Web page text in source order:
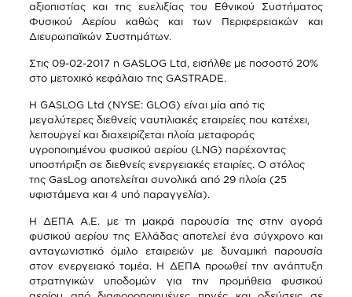
αξιοπιστίας και της ευελιξίας του Εθνικού Συστήματος
Φυσικού Αερίου καθώς και των Περιφερειακών και
Διευρωπαϊκών Συστημάτων.
Στις 09-02-2017 η GASLOG Ltd, εισήλθε με ποσοστό 20%
στο μετοχικό κεφάλαιο της GASTRADE.
Η GASLOG Ltd (NYSE: GLOG) είναι μία από τις
μεγαλύτερες διεθνείς ναυτιλιακές εταιρείες που κατέχει,
λειτουργεί και διαχειρίζεται πλοία μεταφοράς
υγροποιημένου φυσικού αερίου (LNG) παρέχοντας
υποστήριξη σε διεθνείς ενεργειακές εταιρίες. Ο στόλος
της GasLog αποτελείται συνολικά από 29 πλοία (25
υφιστάμενα και 4 υπό παραγγελία).
Η ΔΕΠΑ Α.Ε. με τη μακρά παρουσία της στην αγορά
φυσικού αερίου της Ελλάδας αποτελεί ένα σύγχρονο και
ανταγωνιστικό όμιλο εταιρειών με δυναμική παρουσία
στον ενεργειακό τομέα. Η ΔΕΠΑ προωθεί την ανάπτυξη
στρατηγικών υποδομών για την προμήθεια φυσικού